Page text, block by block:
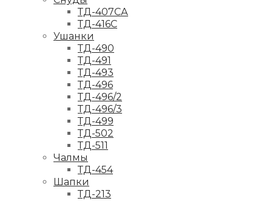
ТД-407СА
ТД-416С
Ушанки
ТД-490
ТД-491
ТД-493
ТД-496
ТД-496/2
ТД-496/3
ТД-499
ТД-502
ТД-511
Чалмы
ТД-454
Шапки
ТД-213